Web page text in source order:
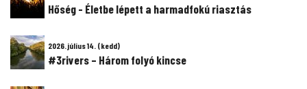
Hőség - Életbe lépett a harmadfokú riasztás
2026. július 14. (kedd)
#3rivers – Három folyó kincse